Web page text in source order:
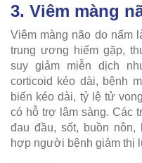
3. Viêm màng
Viêm màng não do nấm
trung ương hiếm gặp,
suy giảm miễn dịch
corticoid kéo dài, bệnh
biến kéo dài, tỷ lệ tử
có hỗ trợ lâm sàng. Các
đau đầu, sốt, buồn
hợp người bệnh giảm thị